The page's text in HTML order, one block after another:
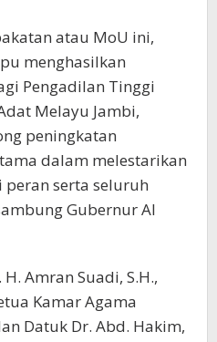
atau MoU ini,
menghasilkan
Pengadilan Tinggi
Melayu Jambi,
peningkatan
dalam melestarikan
serta seluruh
Gubernur Al
Amran Suadi, S.H.,
Kamar Agama
Datuk Dr. Abd. Hakim,